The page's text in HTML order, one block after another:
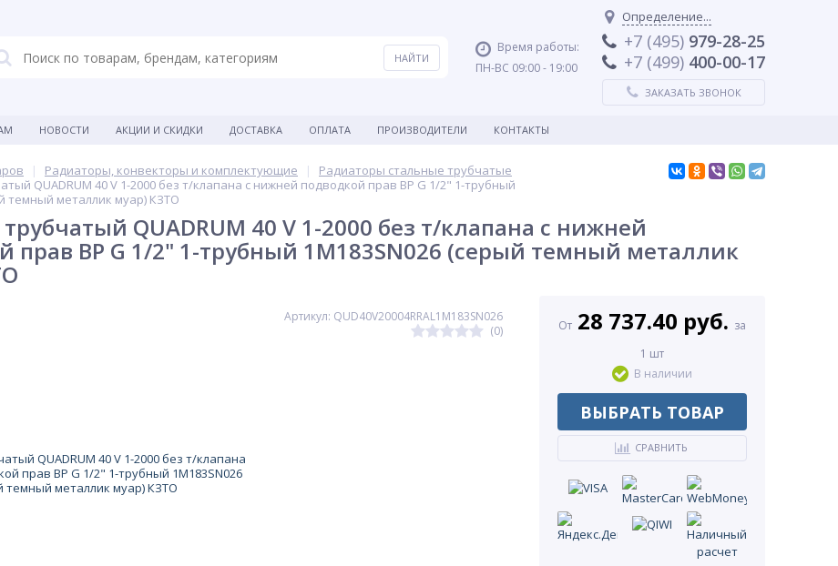
Время работы:
ПН-ВС 09:00 - 19:00
Определение...
+7 (495) 979-28-25
+7 (499) 400-00-17
ЗАКАЗАТЬ ЗВОНОК
НОВОСТИ АКЦИИ И СКИДКИ ДОСТАВКА ОПЛАТА ПРОИЗВОДИТЕЛИ КОНТАКТЫ
Радиаторы, конвекторы и комплектующие
Радиаторы стальные трубчатые
QUADRUM 40 V 1-2000 без т/клапана с нижней подводкой прав ВР G 1/2" 1-трубный
темный металлик муар) КЗТО
QUADRUM 40 V 1-2000 без т/клапана с нижней
прав ВР G 1/2" 1-трубный 1M183SN026 (серый темный металлик
Артикул: QUD40V20004RRAL1M183SN026
(0)
От 28 737.40 руб. за
1 шт
В наличии
ВЫБРАТЬ ТОВАР
СРАВНИТЬ